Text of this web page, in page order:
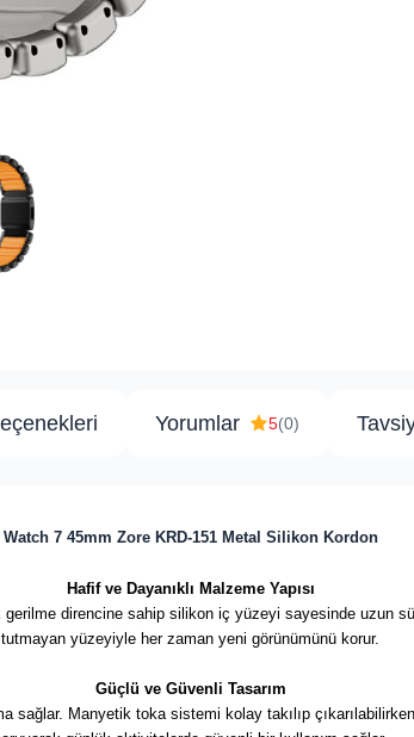
Yorumlar 5(0)
Watch 7 45mm Zore KRD-151 Metal Silikon Kordon
Hafif ve Dayanıklı Malzeme Yapısı
direncine sahip silikon iç yüzeyi sayesinde uzun
tutmayan yüzeyiyle her zaman yeni görünümünü korur.
Güçlü ve Güvenli Tasarım
Manyetik toka sistemi kolay takılıp